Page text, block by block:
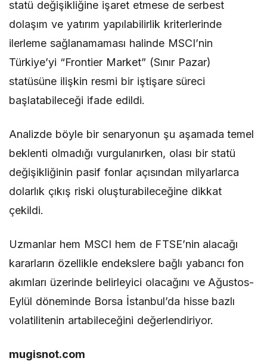
statü değişikliğine işaret etmese de serbest
dolaşım ve yatırım yapılabilirlik kriterlerinde
ilerleme sağlanamaması halinde MSCI’nin
Türkiye’yi “Frontier Market” (Sınır Pazar)
statüsüne ilişkin resmi bir iştişare süreci
başlatabileceği ifade edildi.
Analizde böyle bir senaryonun şu aşamada temel
beklenti olmadığı vurgulanırken, olası bir statü
değişikliğinin pasif fonlar açısından milyarlarca
dolarlık çıkış riski oluşturabileceğine dikkat
çekildi.
Uzmanlar hem MSCI hem de FTSE’nin alacağı
kararların özellikle endekslere bağlı yabancı fon
akımları üzerinde belirleyici olacağını ve Ağustos-
Eylül döneminde Borsa İstanbul’da hisse bazlı
volatilitenin artabileceğini değerlendiriyor.
mugisnot.com